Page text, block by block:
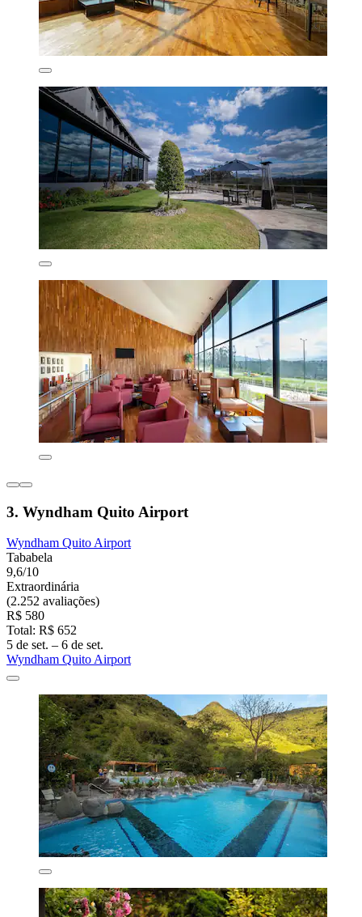
3. Wyndham Quito Airport
Wyndham Quito Airport
Tababela
9,6/10
Extraordinária
(2.252 avaliações)
R$ 580
Total: R$ 652
5 de set. – 6 de set.
Wyndham Quito Airport